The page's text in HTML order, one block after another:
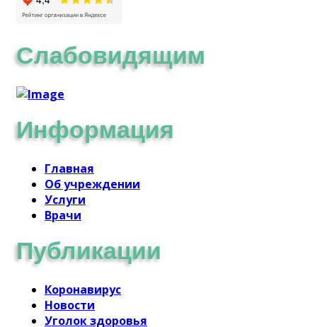
Слабовидящим
Информация
Главная
Об учреждении
Услуги
Врачи
Публикации
Коронавирус
Новости
Уголок здоровья